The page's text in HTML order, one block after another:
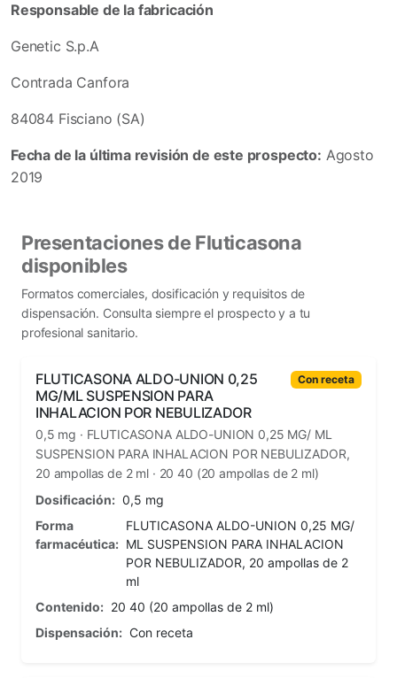
Responsable de la fabricación
Genetic S.p.A
Contrada Canfora
84084 Fisciano (SA)
Fecha de la última revisión de este prospecto: Agosto
2019
Presentaciones de Fluticasona
disponibles
Formatos comerciales, dosificación y requisitos de
dispensación. Consulta siempre el prospecto y a tu
profesional sanitario.
FLUTICASONA ALDO-UNION 0,25
MG/ML SUSPENSION PARA
INHALACION POR NEBULIZADOR
Con receta
0,5 mg · FLUTICASONA ALDO-UNION 0,25 MG/ ML
SUSPENSION PARA INHALACION POR NEBULIZADOR,
20 ampollas de 2 ml · 20 40 (20 ampollas de 2 ml)
Dosificación: 0,5 mg
Forma
farmacéutica:
FLUTICASONA ALDO-UNION 0,25 MG/
ML SUSPENSION PARA INHALACION
POR NEBULIZADOR, 20 ampollas de 2
ml
Contenido: 20 40 (20 ampollas de 2 ml)
Dispensación: Con receta